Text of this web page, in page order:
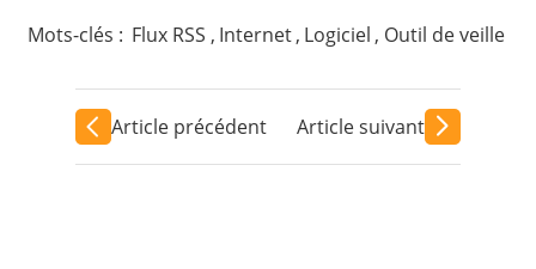
Mots-clés : Flux RSS , Internet, Logiciel , Outil de veille
Article précédent Article suivant